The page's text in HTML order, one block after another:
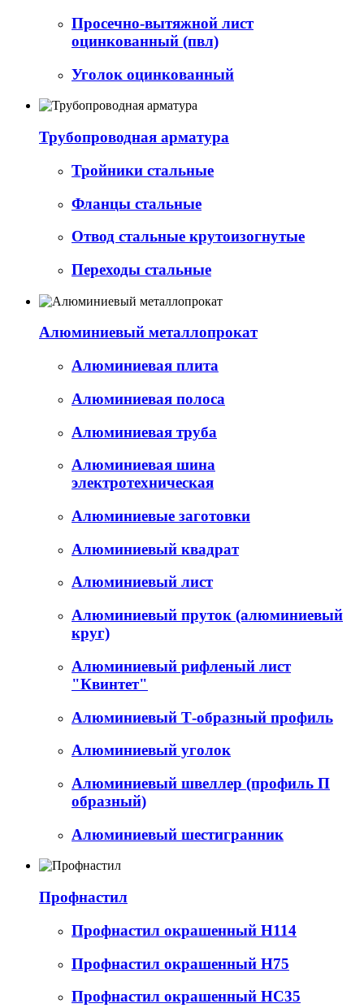
Просечно-вытяжной лист
оцинкованный (пвл)
Уголок оцинкованный
Трубопроводная арматура
Тройники стальные
Фланцы стальные
Отвод стальные крутоизогнутые
Переходы стальные
Алюминиевый металлопрокат
Алюминиевая плита
Алюминиевая полоса
Алюминиевая труба
Алюминиевая шина
электротехническая
Алюминиевые заготовки
Алюминиевый квадрат
Алюминиевый лист
Алюминиевый пруток (алюминиевый
круг)
Алюминиевый рифленый лист
"Квинтет"
Алюминиевый Т-образный профиль
Алюминиевый уголок
Алюминиевый швеллер (профиль П
образный)
Алюминиевый шестигранник
Профнастил
Профнастил окрашенный Н114
Профнастил окрашенный Н75
Профнастил окрашенный НС35